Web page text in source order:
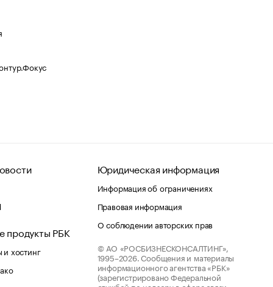
продукты РБК
хостинг
Юридическая информация
Информация об ограничениях
Правовая информация
О соблюдении авторских прав
© АО «РОСБИЗНЕСКОНСАЛТИНГ»,
1995–2026. Сообщения и материалы
информационного агентства «РБК»
(зарегистрировано Федеральной